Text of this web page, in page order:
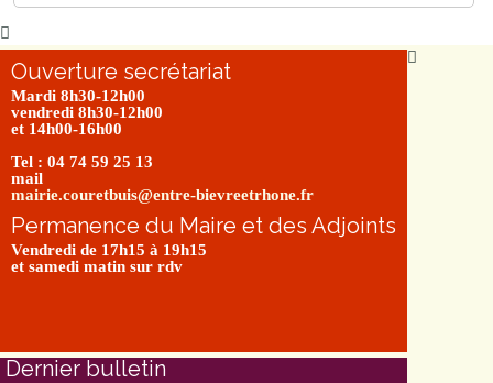
Ouverture secrétariat
Mardi 8h30-12h00
vendredi 8h30-12h00
et 14h00-16h00
Tel : 04 74 59 25 13
mail
mairie.couretbuis@entre-bievreetrhone.fr
Permanence du Maire et des Adjoints
Vendredi de 17h15 à 19h15
et samedi matin sur rdv
Dernier bulletin